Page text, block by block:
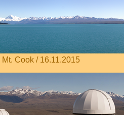
Cook / 16.11.2015